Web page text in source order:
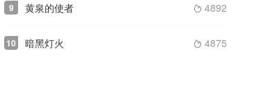
9  4892
黄泉的使者
10  4875
暗黑灯火